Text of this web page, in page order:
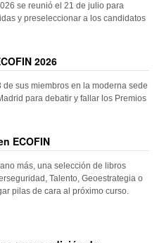
se reunió el 21 de julio para
y preseleccionar a los candidatos
2026
sus miembros en la moderna sede
para debatir y fallar los Premios
ECOFIN
más, una selección de libros
Talento, Geoestrategia o
pilas de cara al próximo curso.